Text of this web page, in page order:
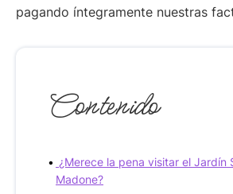
pagando íntegramente nuestras
Contenido
¿Merece la pena visitar el Jardín
Madone?